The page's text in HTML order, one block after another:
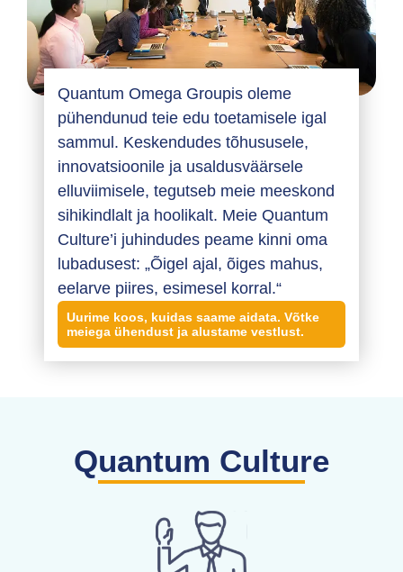
Quantum Omega Groupis oleme
pühendunud teie edu toetamisele igal
sammul. Keskendudes tõhususele,
innovatsioonile ja usaldusväärsele
elluviimisele, tegutseb meie meeskond
sihikindlalt ja hoolikalt. Meie Quantum
Culture’i juhindudes peame kinni oma
lubadusest: „Õigel ajal, õiges mahus,
eelarve piires, esimesel korral.“
Uurime koos, kuidas saame aidata. Võtke
meiega ühendust ja alustame vestlust.
Quantum Culture